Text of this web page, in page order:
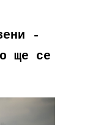
-
ще се